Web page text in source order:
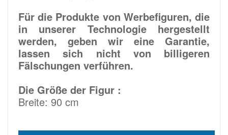
Für die Produkte von Werbefiguren, die
in unserer Technologie hergestellt
werden, geben wir eine Garantie,
lassen sich nicht von billigeren
Fälschungen verführen.
Die Größe der Figur :
Breite: 90 cm